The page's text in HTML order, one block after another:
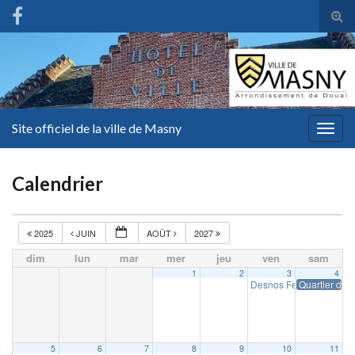
Site officiel de la ville de Masny
Calendrier
2025 JUIN AOÛT 2027
dim lun mar mer jeu ven sam
1 2 3
Desnos Fest19 h 00 min
4
Quartier
5 6 7 8 9 10 11